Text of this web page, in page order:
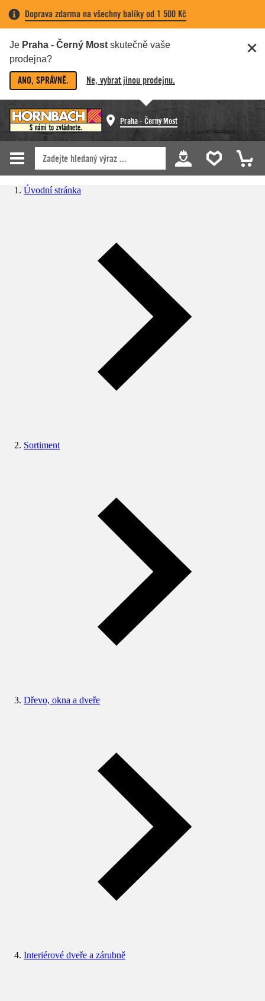
Doprava zdarma na všechny balíky od 1 500 Kč
Je Praha - Černý Most skutečně vaše
prodejna?
ANO, SPRÁVNĚ. Ne, vybrat jinou prodejnu.
Praha - Černý Most
Úvodní stránka
Sortiment
Dřevo, okna a dveře
Interiérové dveře a zárubně